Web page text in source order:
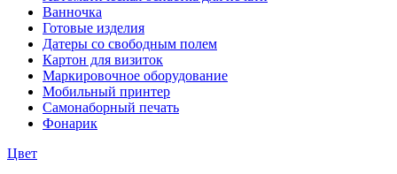
Ванночка
Готовые изделия
Датеры со свободным полем
Картон для визиток
Маркировочное оборудование
Мобильный принтер
Самонаборный печать
Фонарик
Цвет